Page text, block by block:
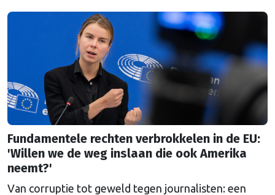
ook nieuwe weerstand. “Ik begrijp niet waarom er
zo’n emotionele mening over genderonderwerpen
Fundamentele rechten verbrokkelen in de EU:
'Willen we de weg inslaan die ook Amerika
neemt?'
Van corruptie tot geweld tegen journalisten: een